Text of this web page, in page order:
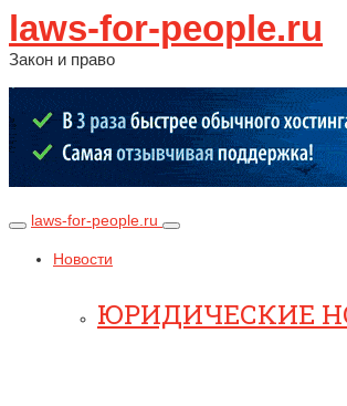
laws-for-people.ru
Закон и право
laws-for-people.ru
Новости
ЮРИДИЧЕСКИЕ